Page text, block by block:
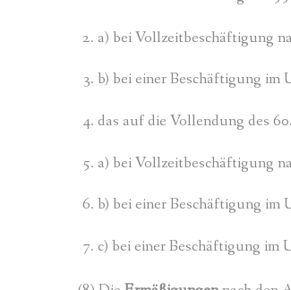
a) bei Vollzeitbeschäftigung
b) bei einer Beschäftigung im
das auf die Vollendung des
a) bei Vollzeitbeschäftigung
b) bei einer Beschäftigung im
c) bei einer Beschäftigung im